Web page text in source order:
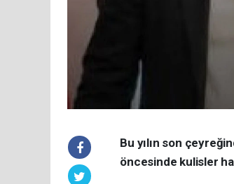
Bu yılın son
öncesinde kulisler